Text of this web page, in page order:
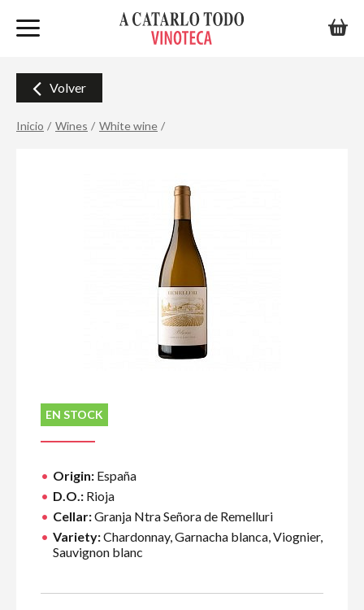
Inicio Wines White wine
Volver
EN STOCK
Origin: España
D.O.: Rioja
Cellar:Granja Ntra Señora de Remelluri
Variety:Chardonnay, Garnacha blanca, Viognier,
Sauvignon blanc